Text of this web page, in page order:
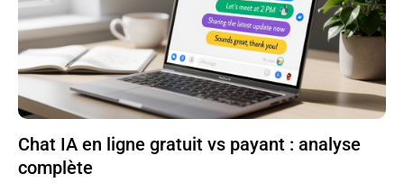
Chat IA en ligne gratuit vs payant : analyse
complète